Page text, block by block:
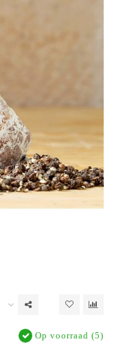
Op voorraad (5)